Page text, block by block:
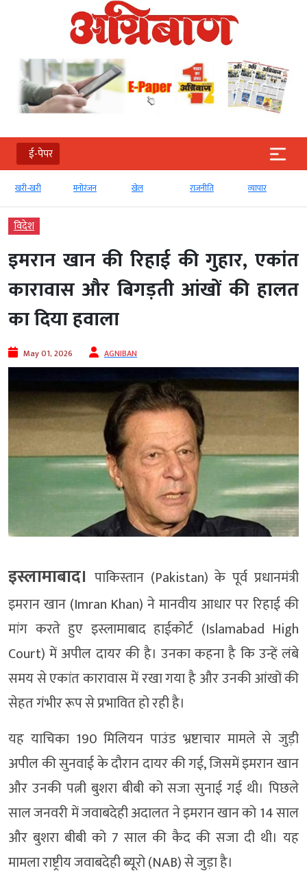
ई-पेपर
खरी-खरी मनोरंजन खेल राजनीति व्‍यापार
विदेश
इमरान खान की रिहाई की गुहार, एकांत
कारावास और बिगड़ती आंखों की हालत
का दिया हवाला
May 01, 2026 AGNIBAN
इस्लामाबाद। पाकिस्तान (Pakistan) के पूर्व प्रधानमंत्री
इमरान खान (Imran Khan) ने मानवीय आधार पर रिहाई की
मांग करते हुए इस्लामाबाद हाईकोर्ट (Islamabad High
Court) में अपील दायर की है। उनका कहना है कि उन्हें लंबे
समय से एकांत कारावास में रखा गया है और उनकी आंखों की
सेहत गंभीर रूप से प्रभावित हो रही है।
यह याचिका 190 मिलियन पाउंड भ्रष्टाचार मामले से जुड़ी
अपील की सुनवाई के दौरान दायर की गई, जिसमें इमरान खान
और उनकी पत्नी बुशरा बीबी को सजा सुनाई गई थी। पिछले
साल जनवरी में जवाबदेही अदालत ने इमरान खान को 14 साल
और बुशरा बीबी को 7 साल की कैद की सजा दी थी। यह
मामला राष्ट्रीय जवाबदेही ब्यूरो (NAB) से जुड़ा है।